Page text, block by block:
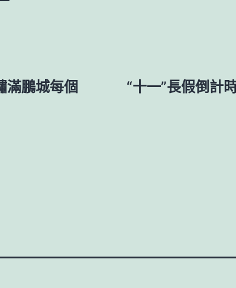
滿鵬城每個
“十一”長假倒計